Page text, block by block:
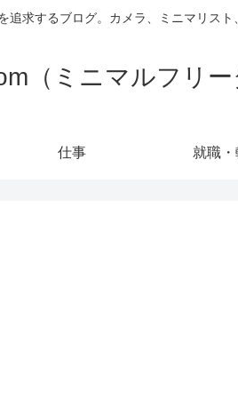
追求するブログ。カメラ、ミニマリス
（ミニマルフリー
仕事 就職